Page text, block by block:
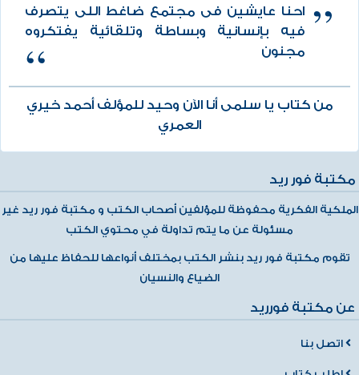
احنا عايشين فى مجتمع ضاغط اللى يتصرف
فيه بإنسانية وبساطة وتلقائية يفتكروه
مجنون
من كتاب يا سلمى أنا الآن وحيد للمؤلف أحمد خيري
العمري
مكتبة فور ريد
الملكية الفكرية محفوظة للمؤلفين أصحاب الكتب و مكتبة فور ريد غير
مسئولة عن ما يتم تداولة في محتوي الكتب
تقوم مكتبة فور ريد بنشر الكتب بمختلف أنواعها للحفاظ عليها من
الضياع والنسيان
عن مكتبة فورريد
اتصل بنا